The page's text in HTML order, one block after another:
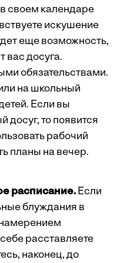
своем календаре
искушение
еще возможность,
вас досуга.
обязательствами.
на школьный
Если вы
досуг, то появится
рабочий
планы на вечер.
расписание.Если
блуждания в
расставляете
наконец, до